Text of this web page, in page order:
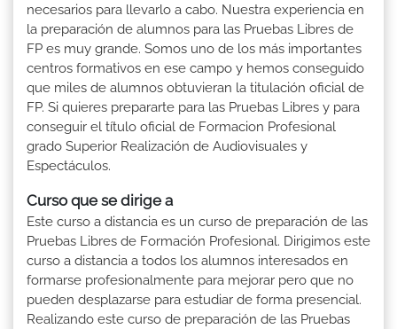
necesarios para llevarlo a cabo. Nuestra experiencia en
la preparación de alumnos para las Pruebas Libres de
FP es muy grande. Somos uno de los más importantes
centros formativos en ese campo y hemos conseguido
que miles de alumnos obtuvieran la titulación oficial de
FP. Si quieres prepararte para las Pruebas Libres y para
conseguir el título oficial de Formacion Profesional
grado Superior Realización de Audiovisuales y
Espectáculos.
Curso que se dirige a
Este curso a distancia es un curso de preparación de las
Pruebas Libres de Formación Profesional. Dirigimos este
curso a distancia a todos los alumnos interesados en
formarse profesionalmente para mejorar pero que no
pueden desplazarse para estudiar de forma presencial.
Realizando este curso de preparación de las Pruebas